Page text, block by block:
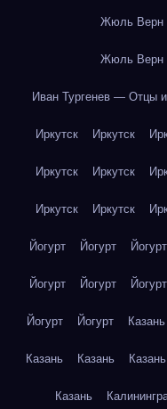
Жюль Верн
Жюль Верн
Иван Тургенев — Отцы
Иркутск Иркутск
Иркутск Иркутск
Иркутск Иркутск
Йогурт Йогурт Йогурт
Йогурт Йогурт Йогурт
Йогурт Йогурт Казань
Казань Казань Казань
Казань